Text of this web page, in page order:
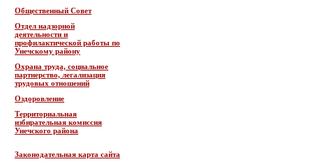
Общественный Совет
Отдел надзорной
деятельности и
профилактической работы по
Унечскому району
Охрана труда, социальное
партнерство, легализация
трудовых отношений
Оздоровление
Территориальная
избирательная комиссия
Унечского района
Законодательная карта сайта